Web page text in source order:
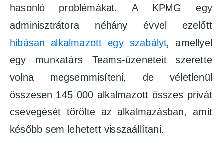
hasonló problémákat. A KPMG egy
adminisztrátora néhány évvel ezelőtt
hibásan alkalmazott egy szabályt, amellyel
egy munkatárs Teams-üzeneteit szerette
volna megsemmisíteni, de véletlenül
összesen 145 000 alkalmazott összes privát
csevegését törölte az alkalmazásban, amit
később sem lehetett visszaállítani.